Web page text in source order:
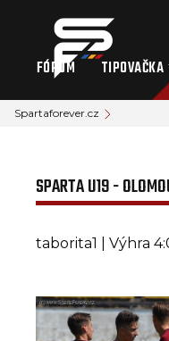
FÓRUM TIPOVAČKA
Spartaforever.cz
SPARTA U19 -
taborita1 | Výhra